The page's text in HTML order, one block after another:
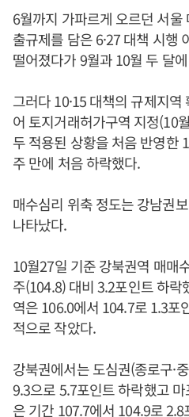
6월까지 가파르게 오르던 서
출규제를 담은 6·27 대책 시행
떨어졌다가 9월과 10월 두 달
그러다 10·15 대책의 규제지
어 토지거래허가구역 지정(10
두 적용된 상황을 처음 반영한
주 만에 처음 하락했다.
매수심리 위축 정도는 강남권
나타났다.
10월27일 기준 강북권역 매매
주(104.8) 대비 3.2포인트 하
역은 106.0에서 104.7로 1.3포
적으로 작았다.
강북권에서는 도심권(종로구·
9.3으로 5.7포인트 하락했고
은 기간 107.7에서 104.9로